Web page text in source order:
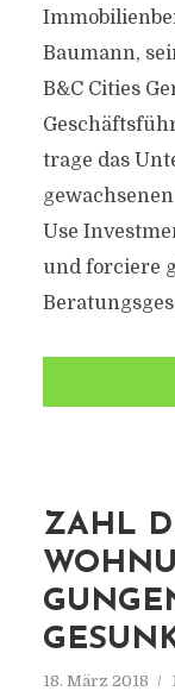
Baumann,
B&C Cities
trage das
Use
und forciere
ZAHL
18. März 2018